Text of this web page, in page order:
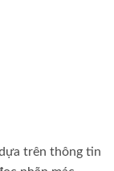
trên thông tin